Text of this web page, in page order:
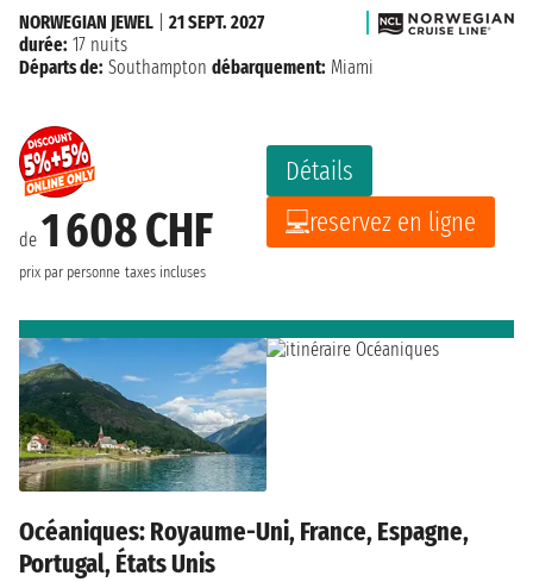
de 1 608 CHF
prix par personne taxes incluses
Détails
reservez en ligne
NORWEGIAN JEWEL
21 SEPT. 2027
durée: 17 nuits
Départs de: Southampton débarquement: Miami
Océaniques: Royaume-Uni, France, Espagne,
Portugal, États Unis